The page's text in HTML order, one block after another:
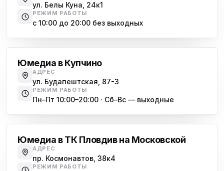
ул. Белы Куна, 24к1
РЕЖИМ РАБОТЫ
с 10:00 до 20:00 без выходных
Юмедиа в Купчино
АДРЕС
ул. Будапештская, 87-3
РЕЖИМ РАБОТЫ
Пн–Пт 10:00–20:00 · Сб–Вс — выходные
Юмедиа в ТК Пловдив на Московской
АДРЕС
пр. Космонавтов, 38к4
РЕЖИМ РАБОТЫ